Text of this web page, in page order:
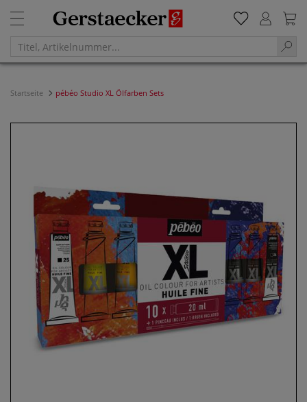
Startseite pébéo Studio XL Ölfarben Sets